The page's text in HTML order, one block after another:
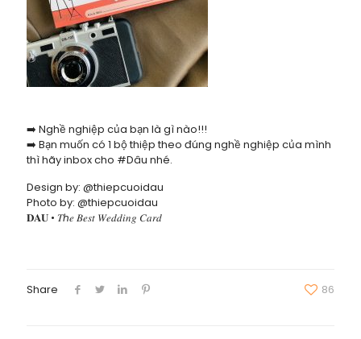
➡️ Nghề nghiệp của bạn là gì nào!!!
➡️ Bạn muốn có 1 bộ thiệp theo đúng nghề nghiệp của mình
thì hãy inbox cho #Dâu nhé.
Design by: @thiepcuoidau
Photo by: @thiepcuoidau
𝐃𝐀𝐔 • 𝑇ℎ𝑒 𝐵𝑒𝑠𝑡 𝑊𝑒𝑑𝑑𝑖𝑛𝑔 𝐶𝑎𝑟𝑑
Share 86